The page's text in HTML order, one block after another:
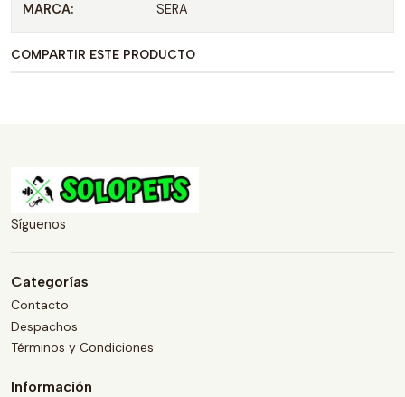
MARCA: SERA
COMPARTIR ESTE PRODUCTO
Síguenos
Categorías
Contacto
Despachos
Términos y Condiciones
Información